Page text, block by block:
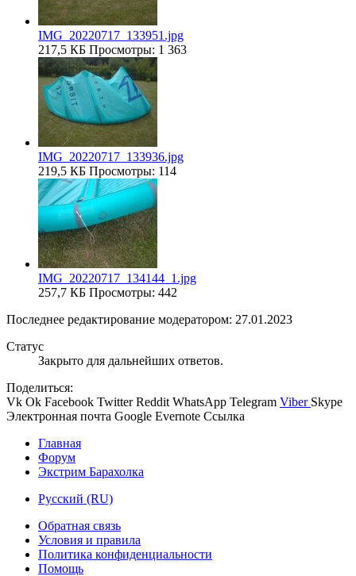
IMG_20220717_133951.jpg
217,5 КБ Просмотры: 1 363
IMG_20220717_133936.jpg
219,5 КБ Просмотры: 114
IMG_20220717_134144_1.jpg
257,7 КБ Просмотры: 442
Последнее редактирование модератором: 27.01.2023
Статус
Закрыто для дальнейших ответов.
Поделиться:
Vk Ok Facebook Twitter Reddit WhatsApp Telegram Viber Skype
Электронная почта Google Evernote Ссылка
Главная
Форум
Экстрим Барахолка
Русский (RU)
Обратная связь
Условия и правила
Политика конфиденциальности
Помощь